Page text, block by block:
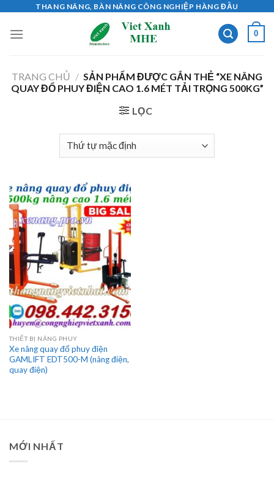
content
THANG NÂNG, BÀN NÂNG CÔNG NGHIỆP HÀNG ĐẦU
0
TRANG CHỦ / SẢN PHẨM ĐƯỢC GẮN THẺ “XE NÂNG
QUAY ĐỔ PHUY ĐIỆN CAO 1.6 MÉT TẢI TRỌNG 500KG”
LỌC
THIẾT BỊ NÂNG PHUY
Xe nâng quay đổ phuy điện
GAMLIFT EDT500-M (nâng điện,
quay điện)
MỚI NHẤT